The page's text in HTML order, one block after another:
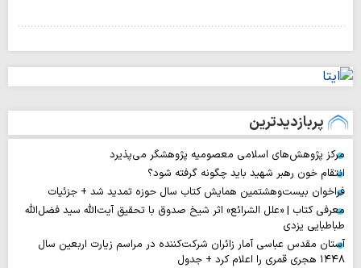
پربازدیدترین
مرکز پژوهش‌های اسلامی معصومیه پژوهشگر می‌پذیرد
انتقام خون رهبر شهید باید چگونه گرفته شود؟
فراخوان بیست‌وهشتمین همایش کتاب سال حوزه تمدید شد + جزئیات
معرفی کتاب | «علل الشرائع» اثر شیخ صدوق با تحقیق آیت‌الله سید فضل‌الله
طباطبایی یزدی
آستان مقدس عباسی آمار زائران شرکت‌کننده در مراسم زیارت اربعین سال
۱۴۴۸ هجری قمری را اعلام کرد + جدول